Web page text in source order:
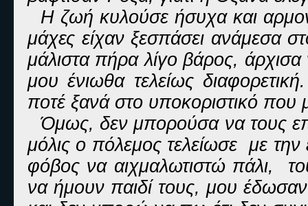
Η ζωή κυλούσε ήσυχα και
μάχες είχαν ξεσπάσει ανάμεσα
μάλιστα πήρα λίγο βάρος,
μου ένιωθα τελείως
ποτέ ξανά στο υποκοριστικό
Όμως, δεν μπορούσα να τους
μόλις ο πόλεμος τελείωσε με
φόβος να αιχμαλωτιστώ πάλι,
να ήμουν παιδί τους, μου